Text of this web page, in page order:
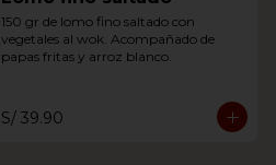
150 gr de lomo fino saltado con
vegetales al wok. Acompañado de
papas fritas y arroz blanco.
S/ 39.90